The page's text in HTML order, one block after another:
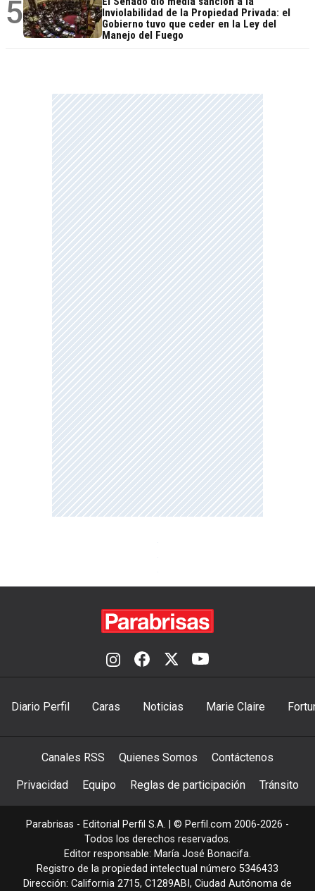
5
Inviolabilidad de la Propiedad Privada: el
Gobierno tuvo que ceder en la Ley del
Manejo del Fuego
Diario Perfil Caras Noticias Marie Claire
Canales RSS Quienes Somos Contáctenos
Privacidad Equipo Reglas de participación Tránsito
Parabrisas - Editorial Perfil S.A. | © Perfil.com 2006-2026 -
Todos los derechos reservados.
Editor responsable: María José Bonacifa.
Registro de la propiedad intelectual número 5346433
Dirección: California 2715, C1289ABI , Ciudad Autónoma de